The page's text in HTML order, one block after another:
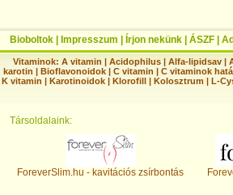
Bioboltok Impresszum Írjon nekünk ÁSZF
Vitaminok: A vitamin |Acidophilus |Alfa-lipidsav |
karotin | Bioflavonoidok | C vitamin | C vitaminok
K vitamin | Karotinoidok | Klorofill | Kolosztrum | L-
Társoldalaink:
ForeverSlim.hu - kavitációs zsírbontás